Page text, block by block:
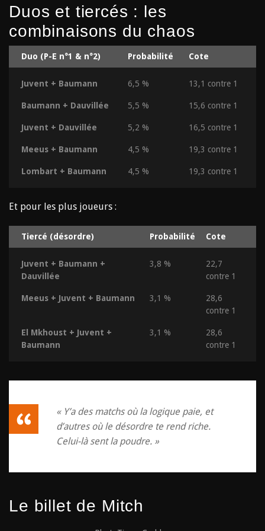
Duos et tiercés : les
combinaisons du chaos
Duo (P-E n°1 & n°2) Probabilité Cote
Juvent + Baumann 6,5 % 13,1 contre 1
Baumann + Dauvillée 5,5 % 15,6 contre 1
Juvent + Dauvillée 5,2 % 16,5 contre 1
Meeus + Baumann 4,5 % 19,3 contre 1
Lombart + Baumann 4,5 % 19,3 contre 1
Et pour les plus joueurs :
Tiercé (désordre) Probabilité Cote
Juvent + Baumann +
Dauvillée
3,8 %
22,7
contre 1
Meeus + Juvent + Baumann 3,1 %
28,6
contre 1
El Mkhoust + Juvent +
Baumann
3,1 %
28,6
contre 1
« Y’a des matchs où la logique paie, et
d’autres où le désordre te rend riche.
Celui-là sent la poudre. »
Le billet de Mitch